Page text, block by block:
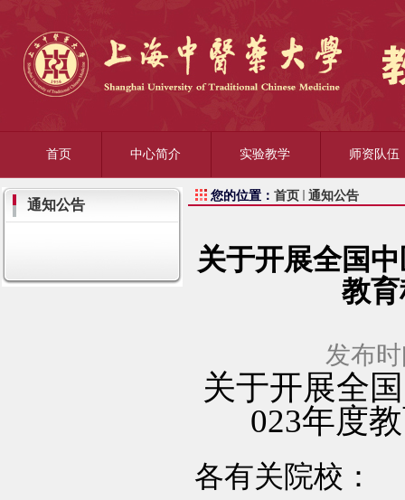
首页 中心简介 实验教学 师资队伍
通知公告
您的位置： 首页 通知公告
关于开展全国
教
发布
关于开展全
023年度
各有关院校：